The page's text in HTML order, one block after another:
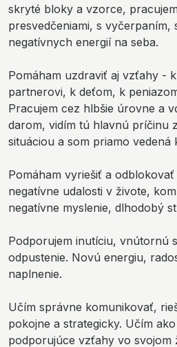
skryté bloky a vzorce,
presvedčeniami, s vyčerpaním,
negatívnych energií na seba.
Pomáham uzdraviť aj vzťahy -
partnerovi, k deťom, k
Pracujem cez hlbšie úrovne a
darom, vidím tú hlavnú príčinu
situáciou a som priamo vedená
Pomáham vyriešiť a
negatívne udalosti v živote,
negatívne myslenie, dlhodobý
Podporujem inutíciu, vnútornú
odpustenie. Novú energiu,
naplnenie.
Učím správne komunikovať,
pokojne a strategicky. Učím
podporujúce vzťahy vo svojom